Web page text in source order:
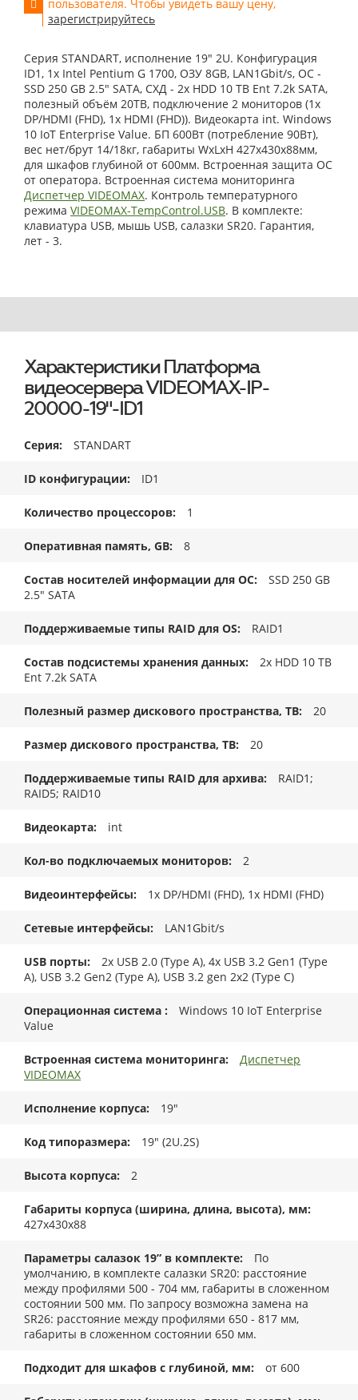
пользователя. Чтобы увидеть вашу цену,
зарегистрируйтесь
Серия STANDART, исполнение 19" 2U. Конфигурация
ID1, 1x Intel Pentium G 1700, ОЗУ 8GB, LAN1Gbit/s, OС -
SSD 250 GB 2.5" SATA, СХД - 2x HDD 10 TB Ent 7.2k SATA,
полезный объём 20TB, подключение 2 мониторов (1x
DP/HDMI (FHD), 1x HDMI (FHD)). Видеокарта int. Windows
10 IoT Enterprise Value. БП 600Вт (потребление 90Вт),
вес нет/брут 14/18кг, габариты WxLxH 427x430x88мм,
для шкафов глубиной от 600мм. Встроенная защита ОС
от оператора. Встроенная система мониторинга
Диспетчер VIDEOMAX. Контроль температурного
режима VIDEOMAX-TempControl.USB. В комплекте:
клавиатура USB, мышь USB, салазки SR20. Гарантия,
лет - 3.
Характеристики Платформа
видеосервера VIDEOMAX-IP-
20000-19"-ID1
Серия STANDART
ID конфигурации ID1
Количество процессоров 1
Оперативная память, GB 8
Состав носителей информации для ОС
SSD 250 GB
2.5" SATA
Поддерживаемые типы RAID для OS RAID1
Состав подсистемы хранения данных
2x HDD 10 TB
Ent 7.2k SATA
Полезный размер дискового пространства, TB 20
Размер дискового пространства, ТB 20
Поддерживаемые типы RAID для архива
RAID1;
RAID5; RAID10
Видеокарта int
Кол-во подключаемых мониторов 2
Видеоинтерфейсы 1x DP/HDMI (FHD), 1x HDMI (FHD)
Сетевые интерфейсы LAN1Gbit/s
USB порты
2x USB 2.0 (Type A), 4x USB 3.2 Gen1 (Type
A), USB 3.2 Gen2 (Type A), USB 3.2 gen 2x2 (Type C)
Операционная система
Windows 10 IoT Enterprise
Value
Встроенная система мониторинга
Диспетчер
VIDEOMAX
Исполнение корпуса 19"
Код типоразмера 19" (2U.2S)
Высота корпуса 2
Габариты корпуса (ширина, длина, высота), мм
427x430x88
Параметры салазок 19” в комплекте
По
умолчанию, в комплекте салазки SR20: расстояние
между профилями 500 - 704 мм, габариты в сложенном
состоянии 500 мм. По запросу возможна замена на
SR26: расстояние между профилями 650 - 817 мм,
габариты в сложенном состоянии 650 мм.
Подходит для шкафов с глубиной, мм от 600